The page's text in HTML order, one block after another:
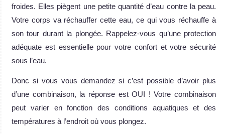
froides. Elles piègent une petite quantité d’eau contre la peau.
Votre corps va réchauffer cette eau, ce qui vous réchauffe à
son tour durant la plongée. Rappelez-vous qu’une protection
adéquate est essentielle pour votre confort et votre sécurité
sous l’eau.
Donc si vous vous demandez si c’est possible d’avoir plus
d’une combinaison, la réponse est OUI ! Votre combinaison
peut varier en fonction des conditions aquatiques et des
températures à l’endroit où vous plongez.